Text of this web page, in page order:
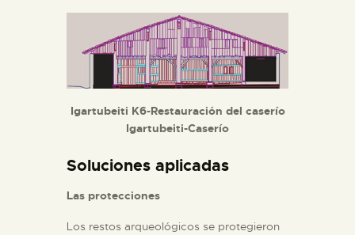
Igartubeiti K6-Restauración del caserío
Igartubeiti-Caserío
Soluciones aplicadas
Las protecciones
Los restos arqueológicos se protegieron